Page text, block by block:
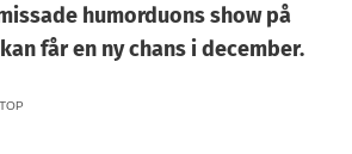
humorduons show på
får en ny chans i december.